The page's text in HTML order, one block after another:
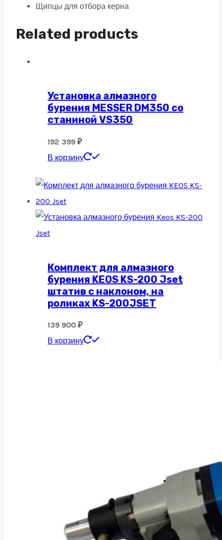
Щипцы для отбора керна
Related products
Установка алмазного
бурения MESSER DM350 со
станиной VS350
192 399 ₽
В корзину
Комплект для алмазного
бурения KEOS KS-200 Jset
штатив с наклоном, на
роликах KS-200JSET
139 900 ₽
В корзину